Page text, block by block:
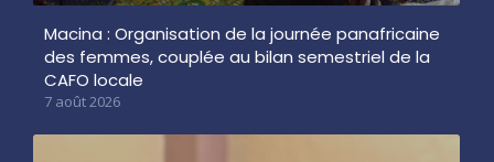
Macina : Organisation de la journée panafricaine
des femmes, couplée au bilan semestriel de la
CAFO locale
7 août 2026